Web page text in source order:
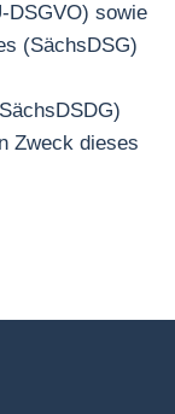
DSGVO) sowie
(SächsDSG)
Zweck dieses